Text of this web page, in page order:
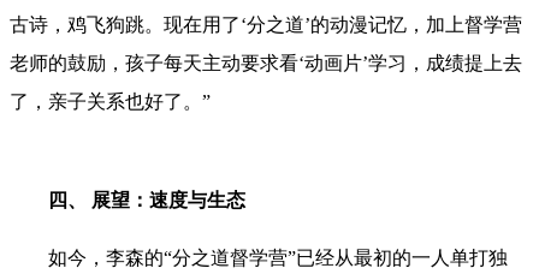
古诗，鸡飞狗跳。现在用了‘分之道’的动漫记忆，加上督学营
老师的鼓励，孩子每天主动要求看‘动画片’学习，成绩提上去
了，亲子关系也好了。”
四、 展望：速度与生态
如今，李森的“分之道督学营”已经从最初的一人单打独